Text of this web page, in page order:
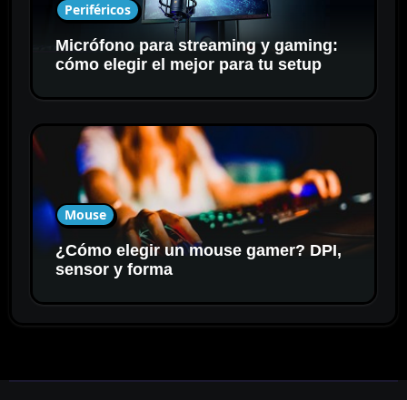
Periféricos
Micrófono para streaming y gaming:
cómo elegir el mejor para tu setup
Mouse
¿Cómo elegir un mouse gamer? DPI,
sensor y forma